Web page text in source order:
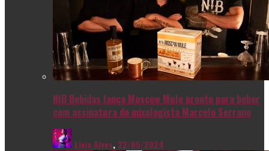
NIB Bebidas lança Moscow Mule pronto para beber
com assinatura do mixologista Marcelo Serrano
Livia Alves, 22/05/2024